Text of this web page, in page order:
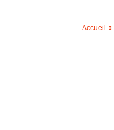
Accueil